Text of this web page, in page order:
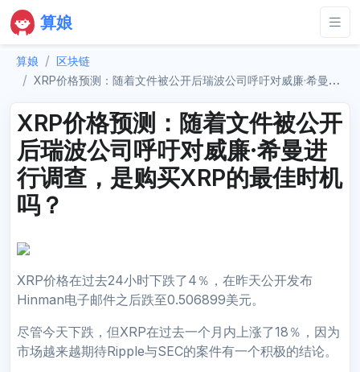
算娘
算娘
区块链
XRP价格预测：随着文件被公开后瑞波公司呼吁对威廉·希曼进行调查，是购买XRP的最佳时机吗？
XRP价格预测：随着文件被公开
后瑞波公司呼吁对威廉·希曼进
行调查，是购买XRP的最佳时机
吗？
XRP价格在过去24小时下跌了4％，在昨天公开发布
Hinman电子邮件之后跌至0.506899美元。
尽管今天下跌，但XRP在过去一个月内上涨了18％，因为
市场越来越期待Ripple与SEC的案件有一个积极的结论。